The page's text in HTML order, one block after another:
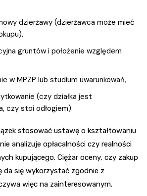
dzierżawy (dzierżawca może mieć
gruntów i położenie względem
w MPZP lub studium uwarunkowań,
(czy działka jest
czy stoi odłogiem).
stosować ustawę o kształtowaniu
analizuje opłacalności czy realności
kupującego. Ciężar oceny, czy zakup
da się wykorzystać zgodnie z
więc na zainteresowanym.